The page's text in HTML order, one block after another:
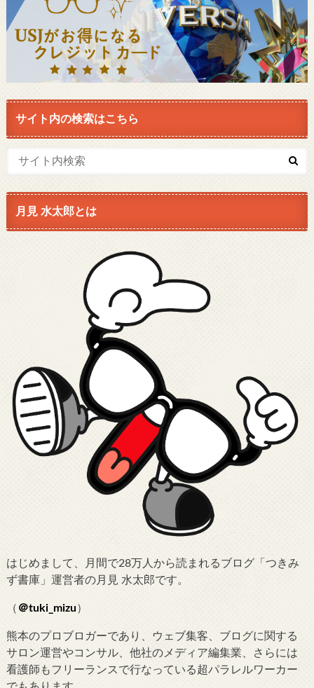
サイト内の検索はこちら
月見 水太郎とは
はじめまして、月間で28万人から読まれるブログ「つきみ
ず書庫」運営者の月見 水太郎です。
（ ＠tuki_mizu）
熊本のプロブロガーであり、ウェブ集客、ブログに関する
サロン運営やコンサル、他社のメディア編集業、さらには
看護師もフリーランスで行なっている超パラレルワーカー